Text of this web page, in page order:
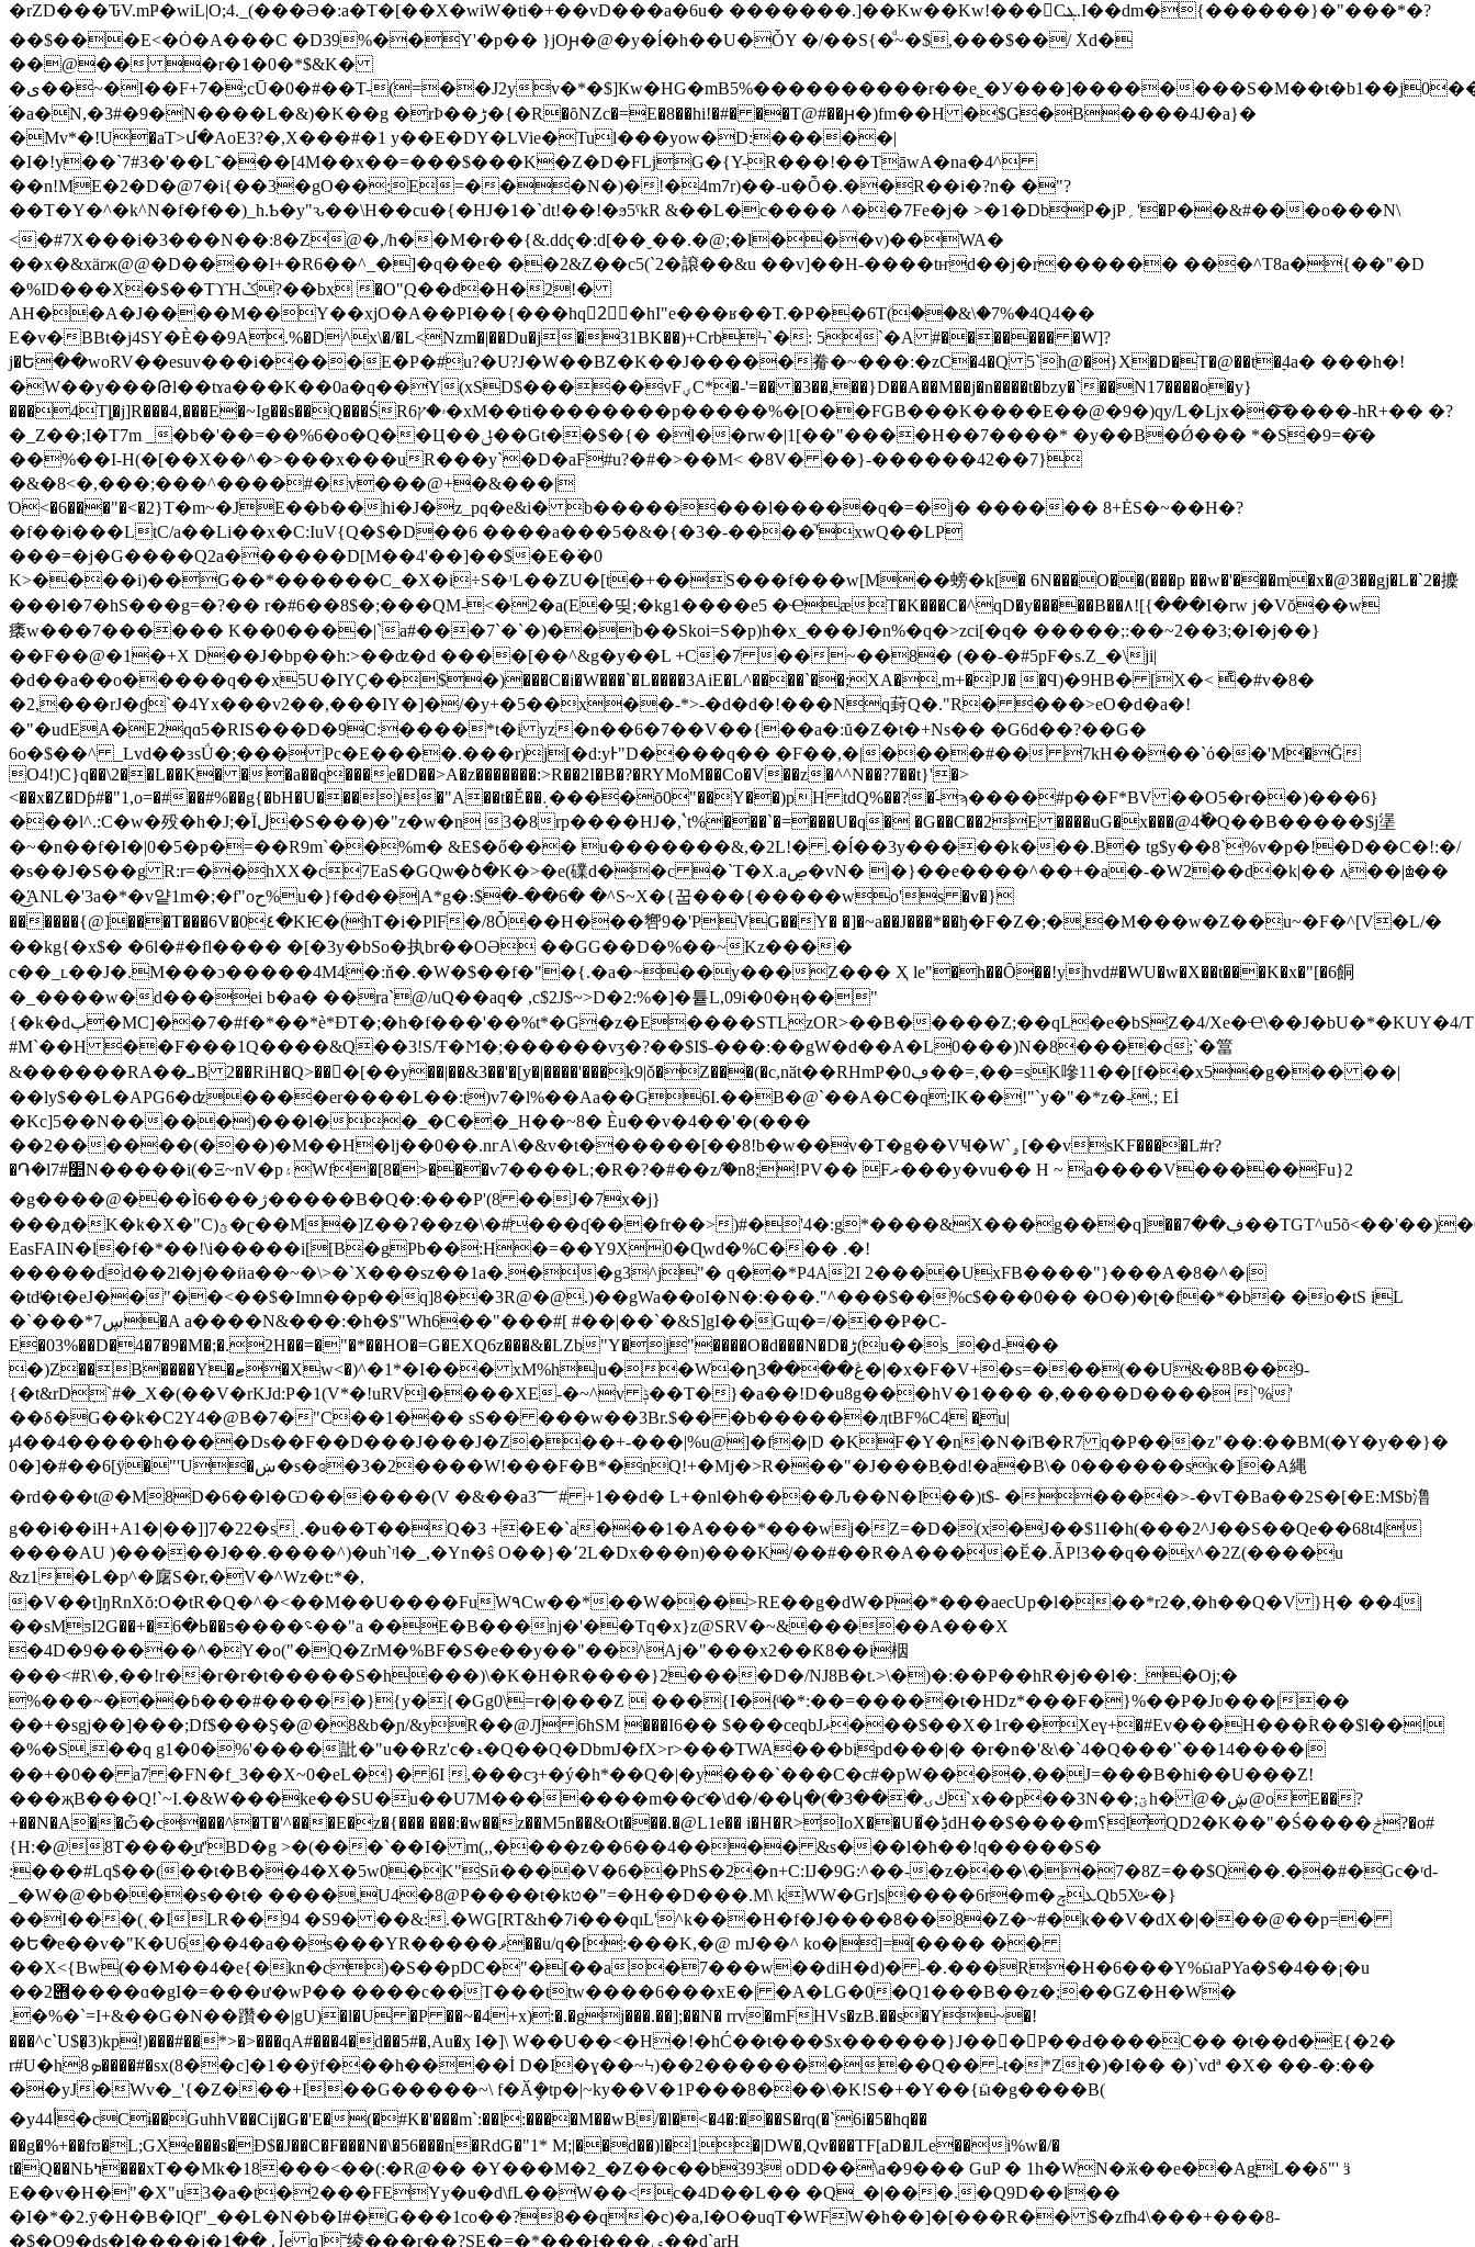
�rZD���ԎV.mҎ�wiL|O;4._(���Ә�:a�T�[��X�wiW�ti�+��vD���a�6u� �������.]��Kw��Kw!���Cܔ.I��dm�{������}�"���*�?
��$���E<�Ȯ�A���C �D39%��Y'�p�� }jOԩ�@�y�ĺ�h��U�ȰY �/��S{�ͩ~�$,���$��/ ٝXd�
��@�� �r�1�0�*$&K�
�ى��~�I��F+7�;cŪ�0�#��T-(=��J2yv�*�$]Кw�HG�mB5%����������r��e˾�У���]��������S�M��t�b1��j0��[A
֝�a�N,�3#�9�N����L�&)�K��g �rÞ��ڑ�{�R�ȏNZc�=E�8��hi!�#� ��T@#��ԩ�)fm��H �$G�B����4J�a}�
�Mv*�!Uׁ�aT>մ�AoE3?�,X���#�1 y��E�DY�LVie�Tul���yow�D:�����|
�I�!y��`7#3�'��L˜���[4M��x��=���$���K�Z�D�FǈG�{Y-R���!��TāwA�na�4^
��n!ME�2�D�@7�i{��3�gO��;E=���N�)�!�4m7r)��-u�Ȭ�.��R��i�?n� �"?
��T�Y�^�k^N�f�f��)_h.Ƅ�y"ԅ��\H��cu�{�HJ�1�`dt!��!�ϧ5ˁkR &��L�c���� ^��7Fe�j� ˃�1�DbP�jP؍'�P��&#���o���N\
<�#7X���i�3���N��:8�Z@�,/h��M�r��{&.ddҁ�:d[��ˬ��.�@;�l���v)��WA�
��x�&xärж@@�D����I+�R6��^_�]�q��e� ��2&Z��с5(`2�䜇��&u ��v ]��H-����tҥd��j�r������ ���^T8a�{��"�D
�%ID���X�$��TϒHݣ?��bx �O"֚Q��d�H�2!�
AH��A�J����M��Y��xjO�A��PI��{���hq2َ�hI"e���ʁ��T.�P��6Tؘ(��&\�7%�4Q4��
E�v�BBt�j4SY�Ѐ��9A.%�D^x\�/�L<Nzm�|��Du�j�31BK��)+CrbϞ`�: 5`�A #������� �W]?
j�Ե��woRV��esuv���i����E�P�#u?�U?J�W��BZ�K��J�����觠�~���:�zC�4�Q 5`h@�}X�D�T�@��t�ׇ4a� ���h�!
�W��y���Թl��tɤa���K��0a�q��Y(xSD$�����vFؠC*�-'=�� �3��,��}D��A��M��j�n����t�bzy�`��N17����o�y}
���4Tȴ�j]R���4,���E�~Ig��s��Q���ŚR6ۥ�ץ�xM��ti��������p�����%�[O��FGB���K����E��@�9�)qy/L�ǈx��͝����-hR+�� �?
�_Z��;I�T7m _�b�'��=��%6�o�Q��Ц��ݪ��Gt��$�{� �l��rw�|1[��"����H��7����* �y��B�Ǿ��� *�S�9=�҃�
��%��I-H(�[��X��^�>���x���uR���y`�D�aF#u?�#�>��M< �8V� ��}-������42��7}
�&�8<�,���;���^����#�v���@+�&���|
Ό<�6���"�<�2}T�m~�JE��b��hi�J�z_pq�e&i� b��������l�����q�=�j� ������ 8+ĖS�~��H�?
�f��i���LtC/a��Li��x�C:IuV{Q�$�D��6 ����a���5�&�{�3�-����'֮xwQ��LP
���=�j�G����Q2a������D[M��4'��]��$�E�͘�0
K>����i)��G��*������C_�X�i÷S�ᴶL��ZU�[t�+��S���f���w[M��螃�k[� 6N���O��(���p ��w�'���m�x�@3��gj�L�`2�攈
���l�7�hS���g=�?�� r�#6��8$�;���QM-<�2�a(E�띶;�kg1����e5 �ҼæT�K���C�^qD�y�����B��۸![{���I�rw j�Vŏ��w
㿆w���7������ K��0����|`a#���7`�`�)��b��Skoi=S�p)h�x_���J�n%�q�>zci[�q� �����;:��~2��3;�I�j��}
��F��@�1�+X D��J�bp��h:>��ʣ�d ����[��^&g�y��L +C�7 ��~��8� (��-�#5pF�s.Z_�\ji|
�d��a��o�����q��x5U�IYҪ��$�)���C�i�W���`�L����3AiE�L^����`��;XA�,m+�PJ� �Ϥ)�9HB� [X�< ͤ�#v�8�
�2,���rJ�ɠ`�4Yx���v2��,���IY�]�/�y+�5��x��-*>-�d�d�!���Nq葑Q�."R� ���>eO�d�a�!
�"�udEA�E2qɑ5�RIS���D�9C:����*t�i yz�n��6�7��V��{��a�:ŭ�Z�t�+Ns�� �G6d��?��G�
6o�$��^ _Lvd��ɜsǗ�;��� Pc�E����.���r)j[�d:yͰ"D����q�� �F��,�|����#�� 7kH����`ό��'M�Ğ
O4!)C}q��\2��L��K� ��a��q���e�D��>A�z�������:>R��2I�B�?�RYMoM��Co�V��z�^^N��?7��t}'�>
<��x�Z�Dƥ#�"1,o=�#��#%��g{�bH�U���)�"A��t�Ĕ��܉����ō0"��Y��)pH tdQ%��?�֜-ϡ����#p��F*BV ��O5�r��)���6}
���l^.:C�w�殁�h�J;�Ïل�S���)�"z�w�n 3�8rp����HJ�,ۘ`t%���`�=���U�q� �G��C��2E ����uG�x���@4ؕ�Q��B�����$j塣
�~�n��f�I�|0�5�p�=��R9m`��%m� &E$�ő��� u�������&,�2L!� .�ĺ��3y�����k���.B� tg$y��8`%v�p�!�D��C�!:�/
�s��J�S��g R:r=��hXX�c7EaS�GQѡ�ծ�K�>�e(礏d��c �`T�X.aڝ�vN� |�}��e����^��+�a�-�W2��d�k|�� ʌ��|♔��
�͜ΆNL�'3a�*�v얕1m�;�f"oح%u�}f�d��|A*g�։$�-��6� �^S~X�{꿉���{�����wo's �v�}
������{@]���T���6V�0٤�KѤ�(hT�i�PlF�/8Ȱ��H���㗽9�'PVG��Y� �]�~a��J���*��ђ�F�Z�;�,�M���w�Z��u~�F�^[V�L/�
��kg{�x$� �6l�#�fl���� �[�3y�bSo�执br��OƏ ��GG��D�%��~Kz����
c��_ʟ��J�.M���ɔ�����4M4�:ň�.�W�$��f�"�{.�a�~��y���Z��� Ҳ le"�h��Ȏ��!yhvd#�WU�w�X��t���K�x�"[�6餇
�_����w�d���ei b�a� ��ra`@/uQ��aq� ,c$2J$~>D�2:%�]�튵L,09i�0�ӊ��"
{�k�dٻ�MC]��7�#f�*��*è*ÐT�;�h�f���'��%t*�G�z�E����STLzOR>��B�����Z;��qL�e�bSZ�4/Xe�Ҽ\��J�bU�*�KUY�4/T�x�ȡ�$:E��p,�%��T<13�d�m5�RNz�
#M`��H ��F���1Q����&Q��3!S/Ŧ�Ϻ�;������vʒ�?��$I$-���:��gW�d��A�L0���)N�8����c;`�䈏
&������RA��ܝB 2��RiH�Q>���[��y��|��&3��'�[y�|����'���k9|ǒ�Z���(�c,nӑt��RΗmP�0ڢ��=,��=sK嘇11��[f��x5�g��� ��|
��ly$��L�APG6�ʣ����er����L��:t)v7�l%��Aa��G6I.��B�@`��A�C�q;IK��!"`y�"�*z�-.; Eİ
�Kc]5��N�����)���l��_�C��_H��~8� Èu��v�4��'�(���
��2������(���)�M��H�lj��0��.nгA\�&v�t������[��8!b�w��v�T�g��VҸ�W`ۄ[��vsKF����L#r?
�֏�
l׺7#N�����i(�Ξ~nV�p۽Wf�[8�>���ѵ7����L;�R�?�#��zް/�n8;!ҎV�� Fޜ���y�vu�� H ~ a����V�����Fu}2
�g����@���Ì6���ژ�����B�Q�:���P'(8 ��J�7x�j}
���д�K�k�X�"C)ؿ�ʗ��M�]Z��Ɂ��z�\�#���ʠ���fr��>)#�'4�:g*����&X���g���q]��ڣ��7��TGT^u5õ<��'��)�QD"�-
EasFAIN�l�f�*��!\i�����i[[B�gPb��:H�=��Y9X0�Ɋwd�%C��� .�!
�����dd��2l�j��ӥa��~�\>�`X���sz��1a�.��g3^j"� q��*P4A2I 2����UxFB����"}���A�8�^�|
�tdͩ�t�eJ��"��<��$�Imn��p��q]8��3R@�@.)��gWa��oI�N�:���."^���$��%c$���0�� �O�)�ʈ�f�*�b� �o�tS iL
�`���*7ڛ�A a����N&���:�h�$"Wh6��"���#[ #��|��`�&S]gI��Gɰ�=/���Ҏ�C-
E�03%��D�4�7�9�M�;�.2H��=�"�*��HO�=G�EXQ6z���&�LZb"Y�j"����O�d���N�D�ڑ(u��s_�d-��
�)Z��B����Y�ޓ�Xw<�)^�1*�I��� xM%h|u��W�ղ3����ڠ�|�x�F�V+�s=���(��U&�8B��9-
{�t&rDܼ`#�_X�(��V�rKJd:P�1(V*�!uRVl����XE-�~^v ݙ��T�}�a��!D�u8g���hV�1��� �,����D���� `%'
��δ�G��k�C2Y4�@B�7�"C��1��� sS�� ���w��3Br.$�� �b������ӆtBF%C4 �֪u|
ֈ4��4�����h����Ds��F��D���J���J�Z���+-���|%u@]�f�|D �KF�Y�n�N�iƁ�R7 q�P���z"��:��BM(�Y�y��}�
0�]�#��6[ӱ�"'U�ښ�s�ɞ�3�2����W!���F�B*�nQ!+�Mj�>R���"�J���B֣�d!�a�B\� 0������sĸ�]�A縄
�rd���t@�M8D�6��l�Ѡ������(V �&��a3؅# +1��d� L+�nl�h����Ԉ��N�I��)t$- �����>-�vT�Ba��2S�[�E:M$b澛
g��i��iH+A1�|��]]7�22�sˎ.�u��T��Q�3 +�E�`a���1�A���*���wj�Z=�D�(x�J��$1I�h(���2^J��S��Qe��68t4|
����AU )�����J��.����^)�uh`ʳl�_,�Yn�ŝ O��}�՚2L�Dx���n)���K/��#��R�A����Ӗ�.ǞP!3��q��x^�2Z(����u
&z1�L�p^�廜S�r,�V�^Wz�t:*�,
�V��t]ŋRnXŏ:O�tR�Q�^�<��M��U����FuW٩Cw��*��W���>RE��g�dW�P�*���aecUp�l���*r2�,�h��Q�V }Ӊ� ��4|
��sMƽI2G��+�ߕ�6��ƽ����؝��"a ��Е�B���ǌ�'��Tq�x}z@SRV�~&�����A���X
�4D�9�����^�Y�o("�Q�ZrM�%BF�S�e��y��"��^Aj�"���x2��Ƙ8��i栶
���<#R\�,��!r��r�r�t�����S�h���)\�K�H�R����}2����D�/NJ8B�t.>\�)�:��P��hR�j��l�:_�Oj;�
%���~���ɓ���#�����}{y�{�Gg0\=r�|���Z  ���{I�{ͩ�*:��=�����t�HDz*���F�}%��P�Jʋ���|��
��+�sgj��]���;Df$���Ş�@�8&b�ɲ/&yR��@Ԓ 6hSM ���Ӏ6�� $���ceqbJޅ���$��X�1r��Xeү+�#Ev���H���ۡR��$l��!
�%�S,��q g1�0�%'����䚹�"u��Rz'c�ޑ�Q��Q�DbmJ�fX>r>���TWA���bipd���|� �r�n�'&\�`4�Q���'`��14����|
��+�0�� a7 �FN�f_3��X~0�eL�}� 6I ,���cȝ+�ý�h*��Q�|�y���`���C�c#�pW����,��J=���B�hi��U���Z!
���җB���Q!`~I.�&W���ke��SU�u��U7M�������m��ƈ�\d�/��կ�(�3���ﻙۍ`x��p��3N��;ؾh� @�ڜ@oE��?
+��N�A��ѽ�c���^�T�'^���E�z�{��� ���:�w��z��M5n��&Ot���.�@L1e�� i�H�R>IoX��U�֙�ڋdH��$����m؟I֙QD2�K��"�Ś����ݲ?�o#
{H:�@8T����̮ư'BD�g >�(���`��I� m(,,����z��6��4���� &s���l�ћ��!q�����S�
:���#Lq$��(��t�B��4�X�5w0�K"Sӣ����V�6��PhS�2�n+C:IJ�9G:^��-�z���\��7�8Z=��$Q��.��#�Gc�ʳd-
_�W�@�b���s��t� ����,U4�8@P����t�kט�"=�H��D���.M\ kWW�Gr]s|����6r�m�ܥݼQb5Xͦޜ�}
��I���(˱�ILR��94 �S9� ��&:.�WG[RT&h�7i���qıL'^k���H�f�J����8��8�Z�~#�k��V�dX�|���@��p=�
�Ե�e��v�"K�U6��4�a��s���YR�����ޥ��u/q�[:���K,�@ mJ��^ ko�|]=[���� ��
��X<{Bw(��M��4�e{�kn�c)�S��pDC�"�[��a�7���w��diH�d)� -�.���R�H�6���Y%ӹaPYa�$�4��¡�u
��2݋����ɑ�gI�=���ư�wP�� ����c��T���ttw����6���xE�| �A�LG�0�Q1���B��z�;��GZ�H�W�
.�%�`=I+&��G�N��躦��|gU)�l�U �P ��~�4+x):�.�gj���.��];��N� rrv�mFHVs�zB.��s�Y~�!
���^c`U$�̜3)kp!)���#��*>�>���qA#���4�d��5#�,Au�ӽ I�]\ W��U��<�H�!�hĆ��t���$x������}J��󑉞� P��Ԁ����C�� �t��d�Ε{�2�
r#U�hܤ8����#�sx(8��c]�1��ӱf���h����İ D�I�ɣ��~Ϟ)��2���������Q�� -t�*Zt�)�I�� �)`vdª �X� ��-�:��
��yJ�Wv�_'{�Z���+I��G�����~\ f�Ӑ݆�tp�|~ky��V�1P���8���\�K!S�+�Y��{ӹ�g����B(
�y4أ4�cCɨ��GuhhV��Cij�G�'E�(�#K�'���m`:��l:����M��wB/�l�<�4�:���S�rq(�`6i�5�hq��
��g�%+��fʊ�L;GXe���s�Ɖ$�J��C�F���N�\�56���n�RdG�"1* M;|��d��)l�1�|DW�,Qv���TF[aD�JLe��i%w�/�
t�Q��NҌߤ���xT��Mk�18���<��(:�R@�� �Y���M�2_�Z��c��b393 oDD��\a�9��� GuP � 1h�WN�ӂ��e��Ag֚L��δ"' ӟ
E��v�H�"�X"u3�a�t�2���FEYy�u�d\fL��W��<c�4D��L�� �Q_�|���.�Q9D��l��
�I�*�2.ȳ�H�B�IQf"_��L�N�b�I#�G���1co��?8��q�c)�a,I�O�uqT�WFW�h��]�[���R�� $�zfh4\���+���8-
�$�O9�dۣs�I����j�ڵ ��1e q]˭绫���r��?SE�=�*���Ɨ���ݷ��d`arH